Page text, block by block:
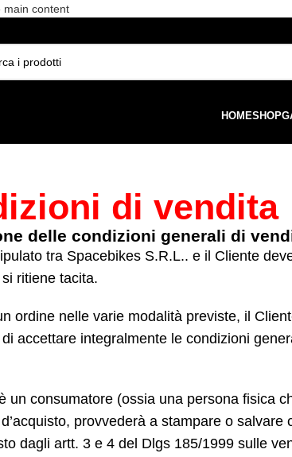
main content
HOMESHOP
di vendita
delle condizioni generali di
tra Spacebikes S.R.L.. e il Cliente
ritiene tacita.
ordine nelle varie modalità previste, il
di accettare integralmente le condizioni
un consumatore (ossia una persona fisica
provvederà a stampare o
dagli artt. 3 e 4 del Dlgs 185/1999 sulle